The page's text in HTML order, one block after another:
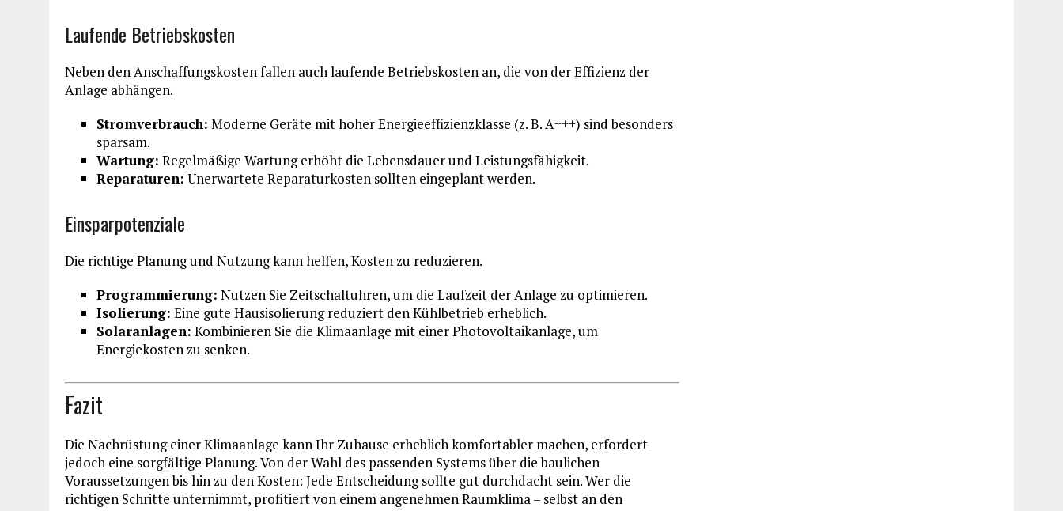
Laufende Betriebskosten
Neben den Anschaffungskosten fallen auch laufende Betriebskosten an, die von der Effizienz der
Anlage abhängen.
Stromverbrauch: Moderne Geräte mit hoher Energieeffizienzklasse (z. B. A+++) sind besonders
sparsam.
Wartung: Regelmäßige Wartung erhöht die Lebensdauer und Leistungsfähigkeit.
Reparaturen: Unerwartete Reparaturkosten sollten eingeplant werden.
Einsparpotenziale
Die richtige Planung und Nutzung kann helfen, Kosten zu reduzieren.
Programmierung: Nutzen Sie Zeitschaltuhren, um die Laufzeit der Anlage zu optimieren.
Isolierung: Eine gute Hausisolierung reduziert den Kühlbetrieb erheblich.
Solaranlagen: Kombinieren Sie die Klimaanlage mit einer Photovoltaikanlage, um
Energiekosten zu senken.
Fazit
Die Nachrüstung einer Klimaanlage kann Ihr Zuhause erheblich komfortabler machen, erfordert
jedoch eine sorgfältige Planung. Von der Wahl des passenden Systems über die baulichen
Voraussetzungen bis hin zu den Kosten: Jede Entscheidung sollte gut durchdacht sein. Wer die
richtigen Schritte unternimmt, profitiert von einem angenehmen Raumklima – selbst an den